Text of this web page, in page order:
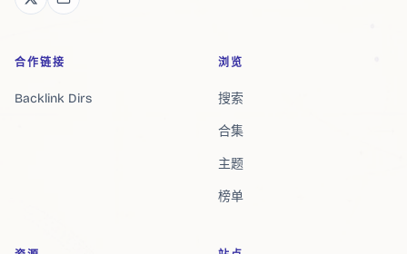
合作链接
Backlink Dirs
浏览
搜索
合集
主题
榜单